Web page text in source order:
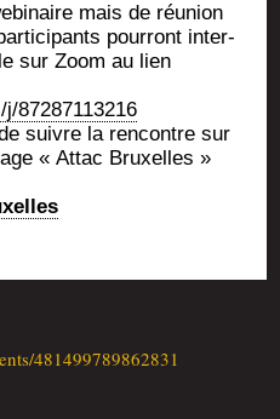
481499789862831
mais de réunion
pour­ront inter­
sur Zoom au lien
87287113216
suivre la ren­contre sur
« Attac Bruxelles »